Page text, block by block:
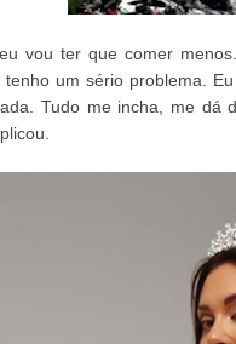
vou ter que comer
um sério problema.
Tudo me incha, me